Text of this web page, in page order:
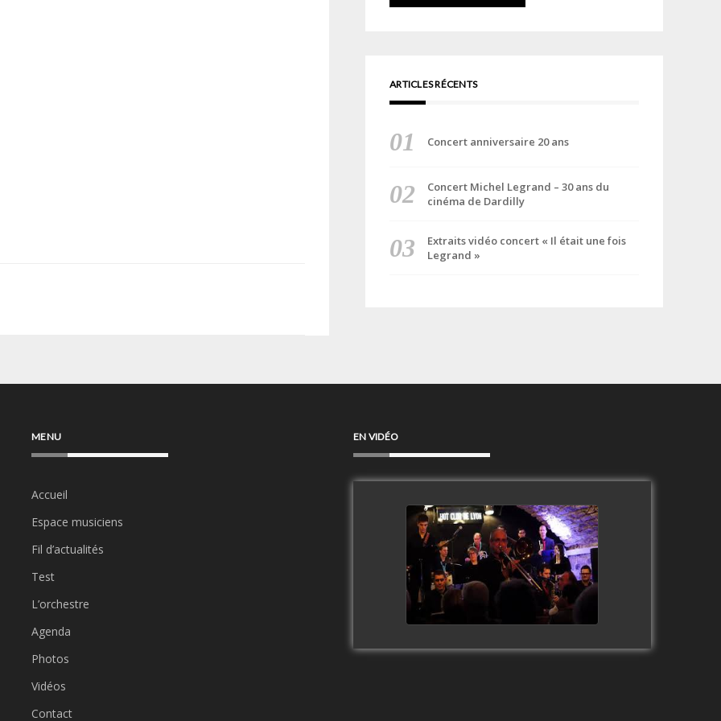
ARTICLES RÉCENTS
Concert anniversaire 20 ans
Concert Michel Legrand – 30 ans du
cinéma de Dardilly
Extraits vidéo concert « Il était une fois
Legrand »
MENU
Accueil
Espace musiciens
Fil d’actualités
Test
L’orchestre
Agenda
Photos
Vidéos
Contact
EN VIDÉO
Clip Only Big Band 2019
watch video